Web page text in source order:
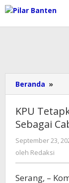
Lewati
ke
konten
Beranda »
Dan
Eki
KPU
Sebagai
September 23,
oleh Redaksi
Serang, –